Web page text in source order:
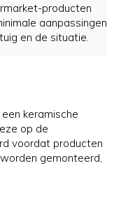
producten
aanpassingen
en de situatie.
keramische
op de
voordat producten
gemonteerd,